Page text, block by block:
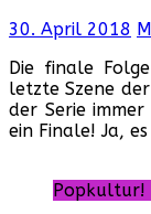
30. April 2018
Die finale
letzte Szene
der Serie
ein Finale! Ja,
Popkultur!